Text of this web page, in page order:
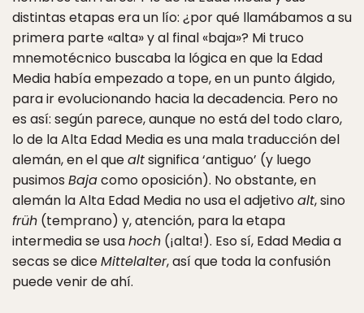
distintas etapas era un lío: ¿por qué llamábamos a su
primera parte «alta» y al final «baja»? Mi truco
mnemotécnico buscaba la lógica en que la Edad
Media había empezado a tope, en un punto álgido,
para ir evolucionando hacia la decadencia. Pero no
es así: según parece, aunque no está del todo claro,
lo de la Alta Edad Media es una mala traducción del
alemán, en el quealtsignifica ‘antiguo’ (y luego
pusimos Bajacomo oposición). No obstante, en
alemán la Alta Edad Media no usa el adjetivoalt, sino
früh (temprano) y, atención, para la etapa
intermedia se usahoch (¡alta!). Eso sí, Edad Media a
secas se diceMittelalter, así que toda la confusión
puede venir de ahí.